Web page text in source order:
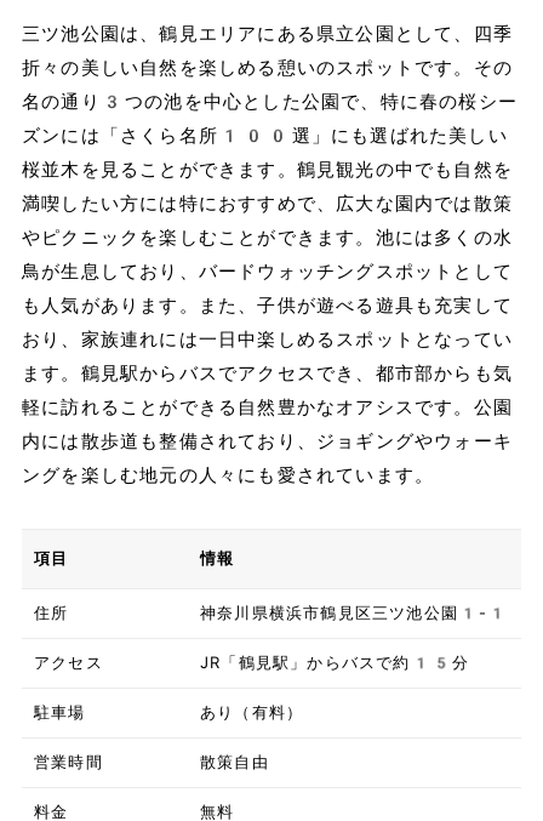
三ツ池公園は、鶴見エリアにある県立公園として、四季
折々の美しい自然を楽しめる憩いのスポットです。その
名の通り3つの池を中心とした公園で、特に春の桜シー
ズンには「さくら名所100選」にも選ばれた美しい
桜並木を見ることができます。鶴見観光の中でも自然を
満喫したい方には特におすすめで、広大な園内では散策
やピクニックを楽しむことができます。池には多くの水
鳥が生息しており、バードウォッチングスポットとして
も人気があります。また、子供が遊べる遊具も充実して
おり、家族連れには一日中楽しめるスポットとなってい
ます。鶴見駅からバスでアクセスでき、都市部からも気
軽に訪れることができる自然豊かなオアシスです。公園
内には散歩道も整備されており、ジョギングやウォーキ
ングを楽しむ地元の人々にも愛されています。
項目 情報
住所 神奈川県横浜市鶴見区三ツ池公園1-1
アクセス JR「鶴見駅」からバスで約15分
駐車場 あり（有料）
営業時間 散策自由
料金 無料